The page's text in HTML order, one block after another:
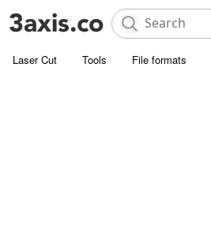
Laser Cut Tools File formats